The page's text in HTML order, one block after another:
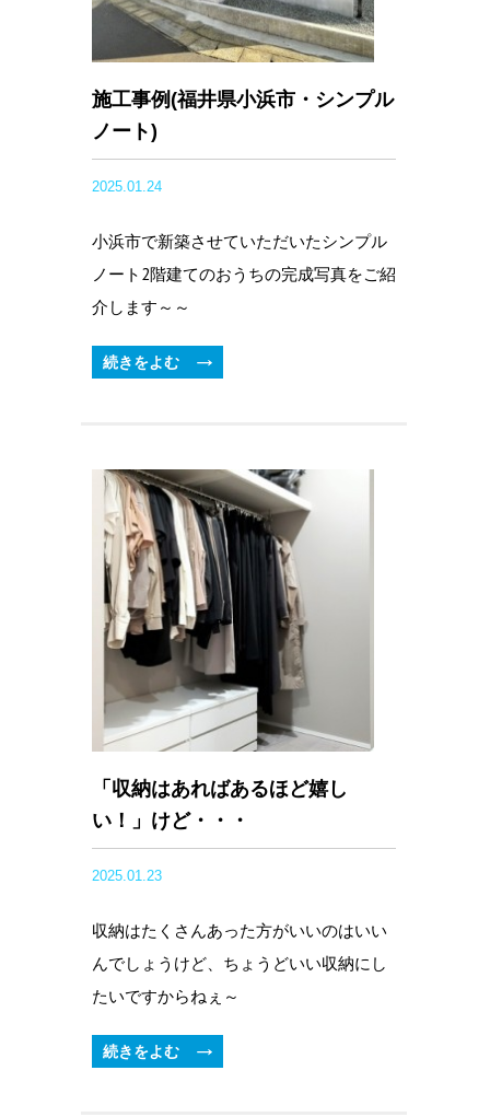
施工事例(福井県小浜市・シンプル
ノート)
2025.01.24
小浜市で新築させていただいたシンプル
ノート2階建てのおうちの完成写真をご紹
介します～～
続きをよむ
「収納はあればあるほど嬉し
い！」けど・・・
2025.01.23
収納はたくさんあった方がいいのはいい
んでしょうけど、ちょうどいい収納にし
たいですからねぇ～
続きをよむ